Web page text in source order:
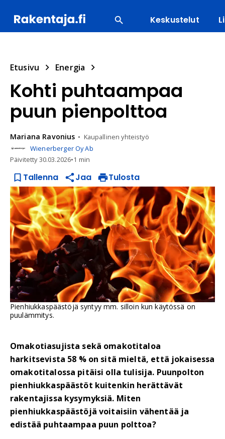
Keskustelut
Etusivu Energia
Kohti puhtaampaa
puun pienpolttoa
Mariana Ravonius
Kaupallinen yhteistyö
Wienerberger Oy Ab
Päivitetty30.03.2026•1 min
Tallenna Jaa Tulosta
Pienhiukkaspäästöjä syntyy mm. silloin kun käytössä on
puulämmitys.
Omakotiasujista sekä omakotitaloa
harkitsevista 58 % on sitä mieltä, että jokaisessa
omakotitalossa pitäisi olla tulisija. Puunpolton
pienhiukkaspäästöt kuitenkin herättävät
rakentajissa kysymyksiä. Miten
pienhiukkaspäästöjä voitaisiin vähentää ja
edistää puhtaampaa puun polttoa?